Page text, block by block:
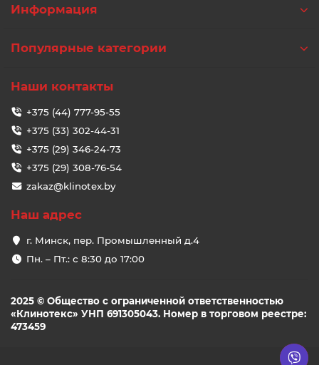
Информация
Популярные категории
Наши контакты
+375 (44) 777-95-55
+375 (33) 302-44-31
+375 (29) 346-24-73
+375 (29) 308-76-54
zakaz@klinotex.by
Наш адрес
г. Минск, пер. Промышленный д.4
Пн. – Пт.: с 8:30 до 17:00
2025 © Общество с ограниченной ответственностью
«Клинотекс» УНП 691305043. Номер в торговом реестре:
473459